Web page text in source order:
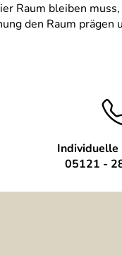
Raum bleiben
den Raum
Individuelle
05121 -